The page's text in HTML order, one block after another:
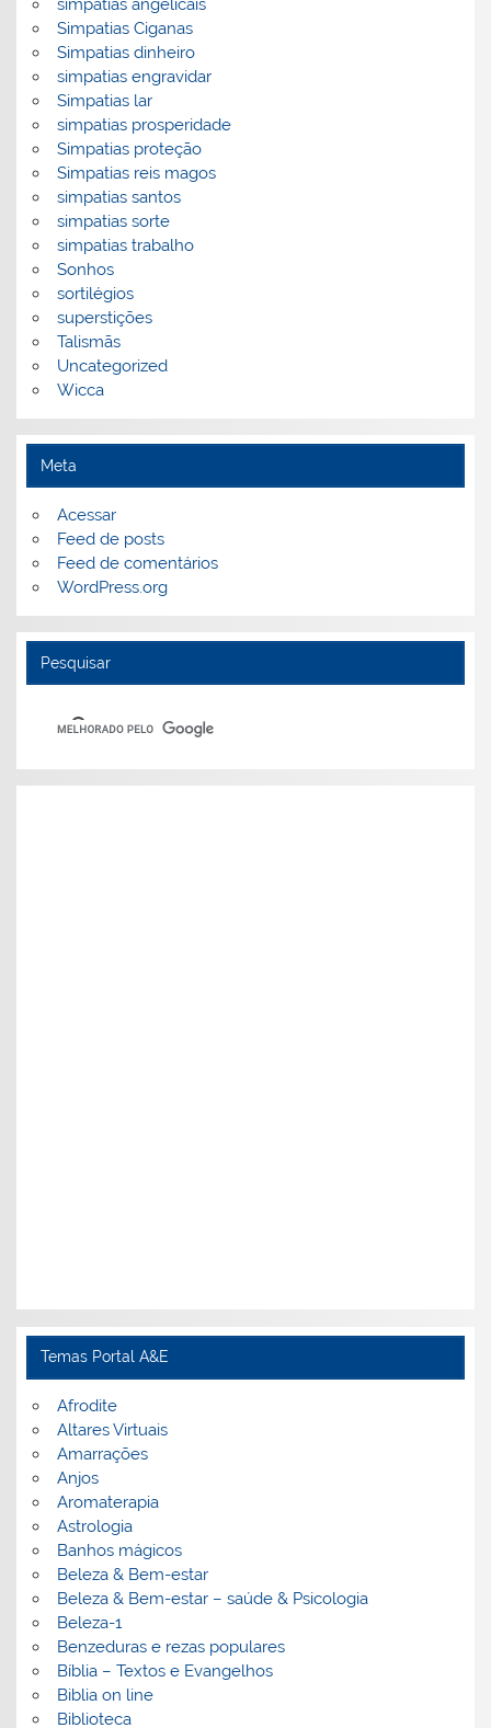
simpatias angelicais
Simpatias Ciganas
Simpatias dinheiro
simpatias engravidar
Simpatias lar
simpatias prosperidade
Simpatias proteção
Simpatias reis magos
simpatias santos
simpatias sorte
simpatias trabalho
Sonhos
sortilégios
superstições
Talismãs
Uncategorized
Wicca
Meta
Acessar
Feed de posts
Feed de comentários
WordPress.org
Pesquisar
Temas Portal A&E
Afrodite
Altares Virtuais
Amarrações
Anjos
Aromaterapia
Astrologia
Banhos mágicos
Beleza & Bem-estar
Beleza & Bem-estar – saúde & Psicologia
Beleza-1
Benzeduras e rezas populares
Bíblia – Textos e Evangelhos
Biblia on line
Biblioteca